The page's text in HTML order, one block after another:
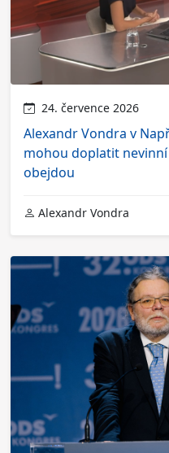
24. července 2026
Alexandr Vondra v
mohou doplatit
obejdou
Alexandr Vondra